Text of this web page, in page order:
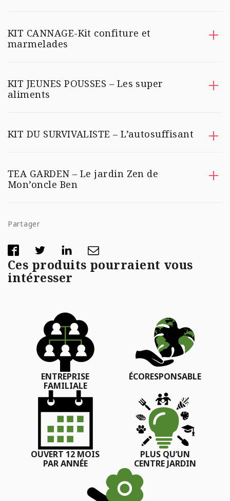
KIT CANNAGE-Kit confiture et
marmelades
KIT JEUNES POUSSES – Les super
aliments
KIT DU SURVIVALISTE – L’autosuffisant
TEA GARDEN – Le jardin Zen de
Mon’oncle Ben
Partager
Ces produits pourraient vous
intéresser
ENTREPRISE
FAMILIALE
ÉCORESPONSABLE
OUVERT 12 MOIS
PAR ANNÉE
PLUS QU’UN
CENTRE JARDIN